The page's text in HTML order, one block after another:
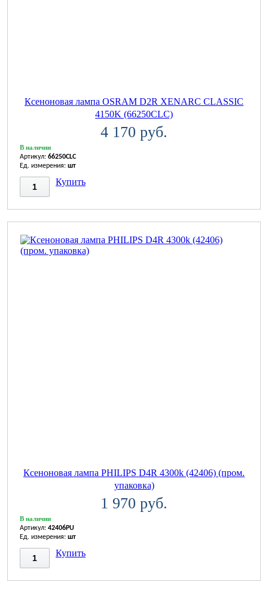
Ксеноновая лампа OSRAM D2R XENARC CLASSIC
4150K (66250CLC)
4 170 руб.
В наличии
Артикул: 66250CLC
Ед. измерения: шт
Купить
Ксеноновая лампа PHILIPS D4R 4300k (42406) (пром.
упаковка)
1 970 руб.
В наличии
Артикул: 42406PU
Ед. измерения: шт
Купить